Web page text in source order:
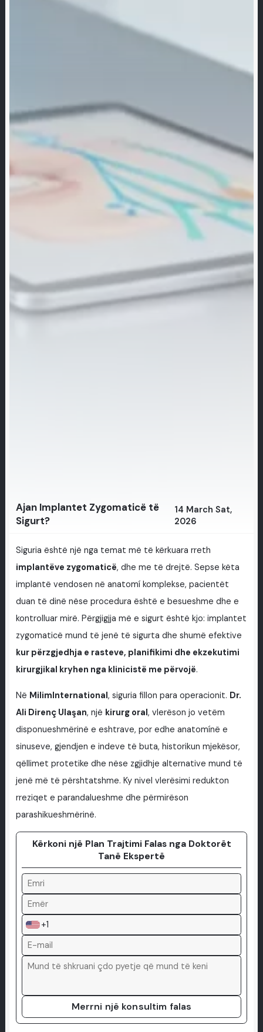
Ajan Implantet Zygomaticë të
Sigurt?
14 March Sat,
2026
Siguria është një nga temat më të kërkuara rreth
implantëve zygomaticë, dhe me të drejtë. Sepse këta
implantë vendosen në anatomí komplekse, pacientët
duan të dinë nëse procedura është e besueshme dhe e
kontrolluar mirë. Përgjigjja më e sigurt është kjo: implantet
zygomaticë mund të jenë të sigurta dhe shumë efektive
kur përzgjedhja e rasteve, planifikimi dhe ekzekutimi
kirurgjikal kryhen nga klinicistë me përvojë.
Në MilimInternational, siguria fillon para operacionit. Dr.
Ali Direnç Ulaşan, një kirurg oral, vlerëson jo vetëm
disponueshmërinë e eshtrave, por edhe anatomínë e
sinuseve, gjendjen e indeve të buta, historikun mjekësor,
qëllimet protetike dhe nëse zgjidhje alternative mund të
jenë më të përshtatshme. Ky nivel vlerësimi redukton
rreziqet e parandalueshme dhe përmirëson
parashikueshmërinë.
Kërkoni një Plan Trajtimi Falas nga Doktorët
Tanë Ekspertë
+1
Merrni një konsultim falas